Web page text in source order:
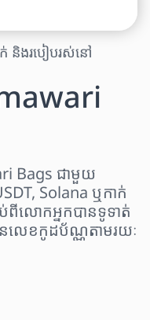
និងរបៀបរស់នៅ
Bags ជាមួយ
Solana ឬកាក់
ពីលោកអ្នកបានទូទាត់
លេខកូដប័ណ្ណតាមរយៈ